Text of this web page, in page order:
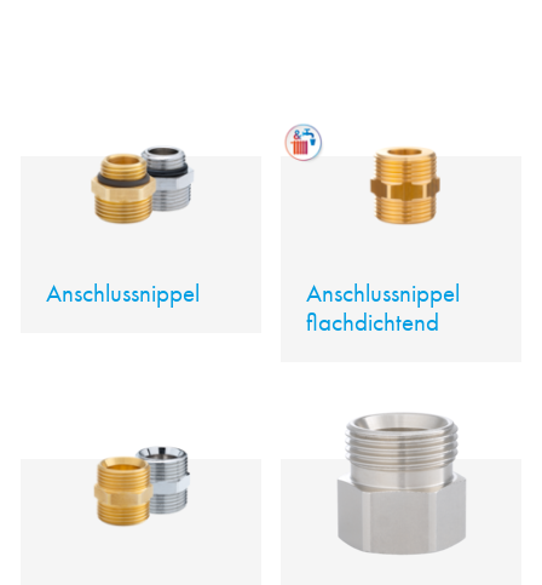
Anschlussnippel
Anschlussnippel
flachdichtend